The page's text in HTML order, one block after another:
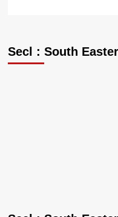
Secl : South